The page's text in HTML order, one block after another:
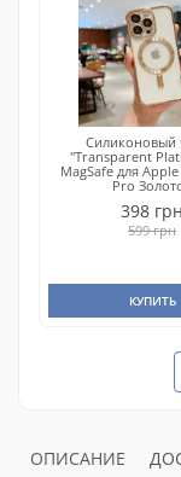
Силиконовый
"Transparent
MagSafe для
Pro
398 грн
599 грн
КУПИТЬ
ОПИСАНИЕ